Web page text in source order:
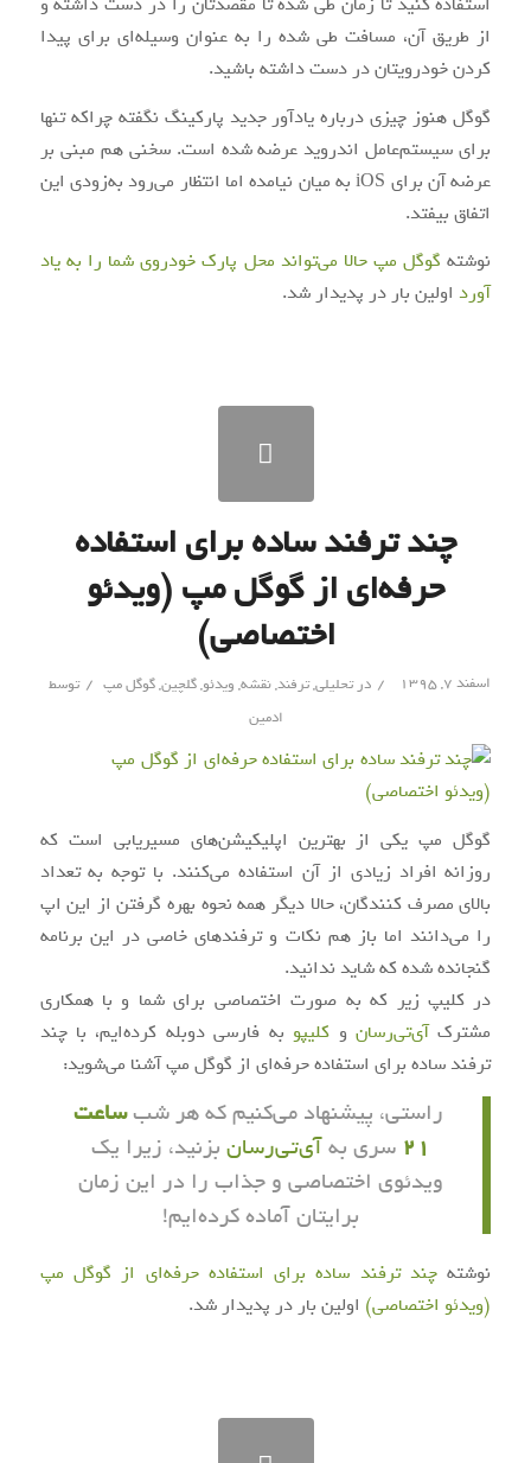
از طریق آن، مسافت طی شده را به عنوان وسیله‌ای برای پیدا
کردن خودرویتان در دست داشته باشید.
گوگل هنوز چیزی درباره یادآور جدید پارکینگ نگفته چراکه تنها
برای سیستم‌عامل اندروید عرضه شده است. سخنی هم مبنی بر
عرضه آن برای iOS به میان نیامده اما انتظار
می‌رود به‌زودی این
اتفاق بیفتد.
نوشته گوگل مپ حالا می‌تواند محل پارک خودروی شما را به یاد
آورداولین بار در پدیدار شد.
چند ترفند ساده برای استفاده
حرفه‌ای از گوگل مپ (ویدئو
اختصاصی)
اسفند ۷, ۱۳۹۵ / درتحلیلی,ترفند,نقشه, ویدئو,گلچین,گوگل مپ / توسط
ادمین
گوگل مپ یکی از بهترین اپلیکیشن‌های مسیریابی است که
روزانه افراد زیادی از آن استفاده می‌کنند. با توجه به تعداد
بالای مصرف کنندگان، حالا دیگر همه نحوه بهره گرفتن از این اپ
را می‌دانند اما باز هم نکات و ترفندهای خاصی در این برنامه
گنجانده شده که شاید ندانید.
در کلیپ زیر که به صورت اختصاصی برای شما و با همکاری
مشترکآی‌تی‌رسان و کلیپو به فارسی دوبله کرده‌ایم، با چند
ترفند ساده برای استفاده حرفه‌ای از گوگل مپ آشنا می‌شوید:
راستی، پیشنهاد می‌کنیم که هر شبساعت
21 سری بهآی‌تی‌رسانبزنید، زیرا یک
ویدئوی اختصاصی و جذاب را در این زمان
برایتان آماده کرده‌ایم!
نوشته چند ترفند ساده برای استفاده حرفه‌ای از گوگل مپ
(ویدئو اختصاصی) اولین بار در پدیدار شد.